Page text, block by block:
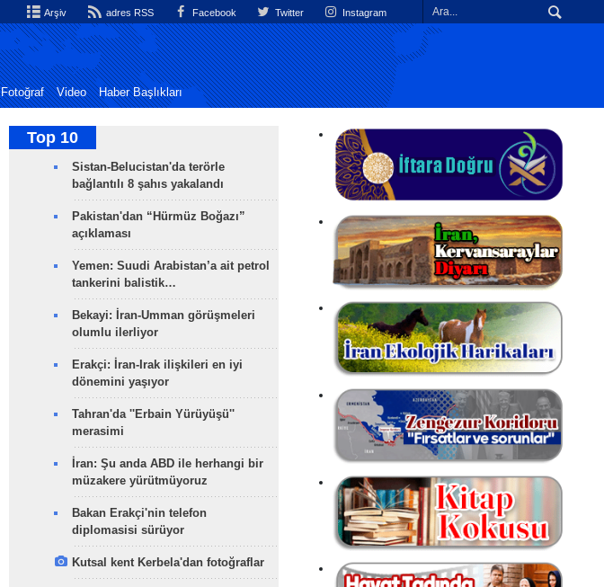
Arşiv adres RSS Facebook Twitter Instagram
Fotoğraf Video Haber Başlıkları
Top 10
Sistan-Belucistan'da terörle
bağlantılı 8 şahıs yakalandı
Pakistan'dan “Hürmüz Boğazı”
açıklaması
Yemen: Suudi Arabistan’a ait petrol
tankerini balistik…
Bekayi: İran-Umman görüşmeleri
olumlu ilerliyor
Erakçi: İran-Irak ilişkileri en iyi
dönemini yaşıyor
Tahran'da ''Erbain Yürüyüşü''
merasimi
İran: Şu anda ABD ile herhangi bir
müzakere yürütmüyoruz
Bakan Erakçi'nin telefon
diplomasisi sürüyor
Kutsal kent Kerbela'dan fotoğraflar